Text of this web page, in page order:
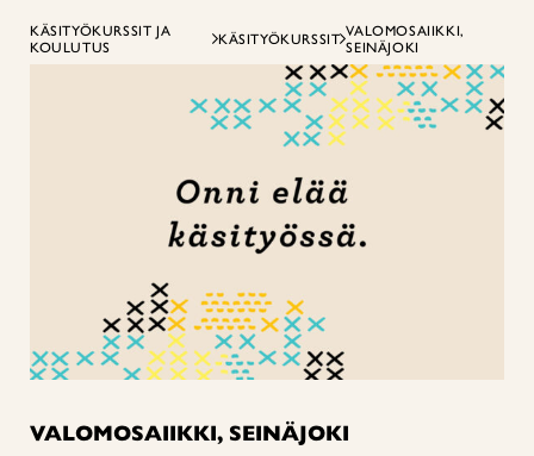
KÄSITYÖKURSSIT JA
KOULUTUS
KÄSITYÖKURSSIT VALOMOSAIIKKI,
SEINÄJOKI
VALOMOSAIIKKI, SEINÄJOKI